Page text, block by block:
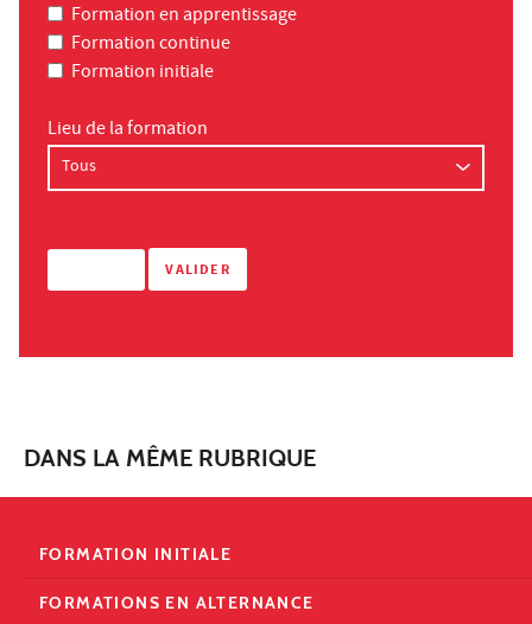
Formation en apprentissage
Formation continue
Formation initiale
Lieu de la formation
DANS LA MÊME RUBRIQUE
FORMATION INITIALE
FORMATIONS EN ALTERNANCE